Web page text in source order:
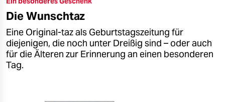
epaper login
Die Wunschtaz
Eine Original-taz als Geburtstagszeitung für
diejenigen, die noch unter Dreißig sind – oder auch
für die Älteren zur Erinnerung an einen besonderen
Tag.